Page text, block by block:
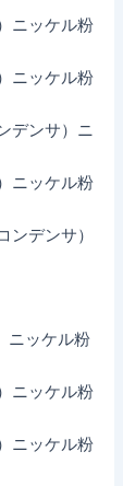
ニッケル粉
ニッケル粉
デンサ）ニ
ニッケル粉
デンサ）
ニッケル粉
ニッケル粉
ニッケル粉